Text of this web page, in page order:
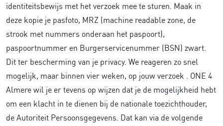
identiteitsbewijs met het verzoek mee te sturen. Maak in
deze kopie je pasfoto, MRZ (machine readable zone, de
strook met nummers onderaan het paspoort),
paspoortnummer en Burgerservicenummer (BSN) zwart.
Dit ter bescherming van je privacy. We reageren zo snel
mogelijk, maar binnen vier weken, op jouw verzoek . ONE 4
Almere wil je er tevens op wijzen dat je de mogelijkheid hebt
om een klacht in te dienen bij de nationale toezichthouder,
de Autoriteit Persoonsgegevens. Dat kan via de volgende